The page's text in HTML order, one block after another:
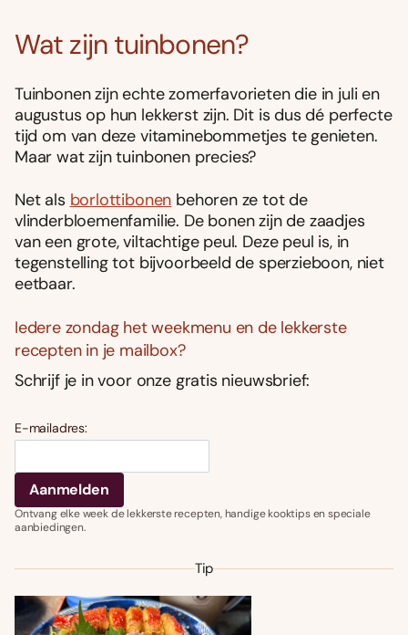
Wat zijn tuinbonen?
Tuinbonen zijn echte zomerfavorieten die in juli en
augustus op hun lekkerst zijn. Dit is dus dé perfecte
tijd om van deze vitaminebommetjes te genieten.
Maar wat zijn tuinbonen precies?
Net als borlottibonen behoren ze tot de
vlinderbloemenfamilie. De bonen zijn de zaadjes
van een grote, viltachtige peul. Deze peul is, in
tegenstelling tot bijvoorbeeld de sperzieboon, niet
eetbaar.
Iedere zondag het weekmenu en de lekkerste
recepten in je mailbox?
Schrijf je in voor onze gratis nieuwsbrief:
E-mailadres:
Ontvang elke week de lekkerste recepten, handige kooktips en speciale
aanbiedingen.
Tip